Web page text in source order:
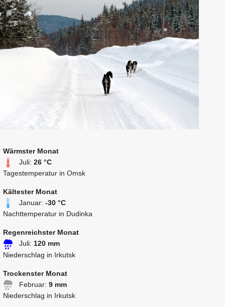
Wärmster Monat
Juli: 26 °C
Tagestemperatur in Omsk
Kältester Monat
Januar: -30 °C
Nachttemperatur in Dudinka
Regenreichster Monat
Juli: 120 mm
Niederschlag in Irkutsk
Trockenster Monat
Februar: 9 mm
Niederschlag in Irkutsk